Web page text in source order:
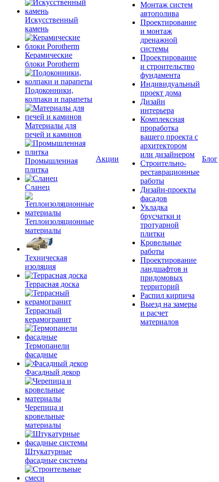
Искусственный
камень
Керамические
блоки Porotherm
Подоконники,
колпаки и парапеты
Материалы для
печей и каминов
Промышленная
плитка
Сланец
Теплоизоляционные
материалы
Техническая
изоляция
Террасная доска
Террасный
керамогранит
Термопанели
фасадные
Фасадный декор
Черепица и
кровельные
материалы
Штукатурные
фасадные системы
Акции
Монтаж систем
автополива
Проектирование
и монтаж
дренажной
системы
Проектироваине
и строительство
фундамента
Индивидуальный
проект дома
Дизайн
интерьера
Комплексная
проработка
вашего проекта с
архитектором
или дизайнером
Строительно-
реставрационные
работы
Дизайн-проекты
фасадов
Укладка
брусчатки и
тротуарной
плитки
Кровельные
работы
Проектирование
ландшафтов и
придомовых
территорий
Распил кирпича
Выезд на замеры
и расчет
материалов
Блог